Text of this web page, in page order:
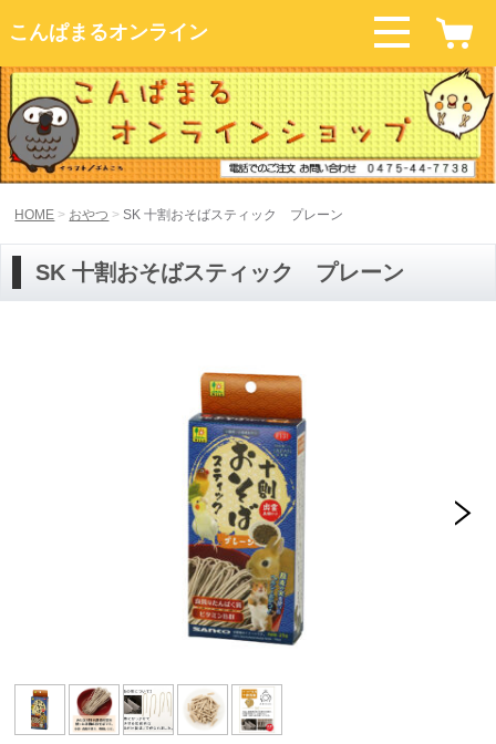
こんぱまるオンライン
HOME おやつ SK 十割おそばスティック プレーン
SK 十割おそばスティック プレーン